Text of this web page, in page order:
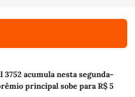
3752 acumula nesta segunda-
principal sobe para R$ 5